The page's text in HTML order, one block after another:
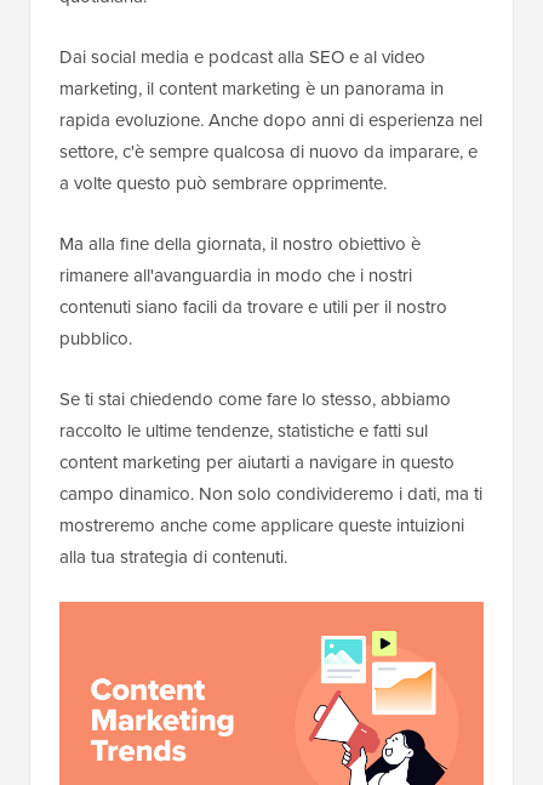
Dai social media e podcast alla SEO e al video
marketing, il content marketing è un panorama in
rapida evoluzione. Anche dopo anni di esperienza nel
settore, c'è sempre qualcosa di nuovo da imparare, e
a volte questo può sembrare opprimente.
Ma alla fine della giornata, il nostro obiettivo è
rimanere all'avanguardia in modo che i nostri
contenuti siano facili da trovare e utili per il nostro
pubblico.
Se ti stai chiedendo come fare lo stesso, abbiamo
raccolto le ultime tendenze, statistiche e fatti sul
content marketing per aiutarti a navigare in questo
campo dinamico. Non solo condivideremo i dati, ma ti
mostreremo anche come applicare queste intuizioni
alla tua strategia di contenuti.